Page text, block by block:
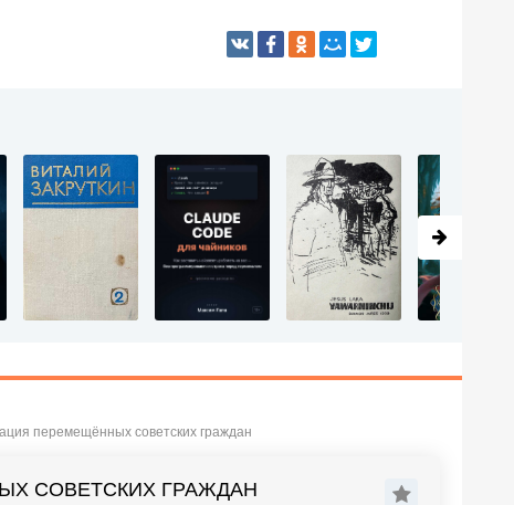
перемещённых советских граждан
СОВЕТСКИХ ГРАЖДАН